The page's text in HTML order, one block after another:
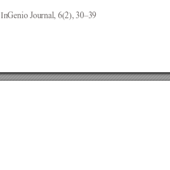
InGenio Journal, 6(2), 30–39